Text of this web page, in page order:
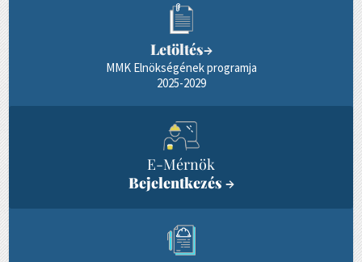
Letöltés→
MMK Elnökségének programja
2025-2029
E-Mérnök
Bejelentkezés →